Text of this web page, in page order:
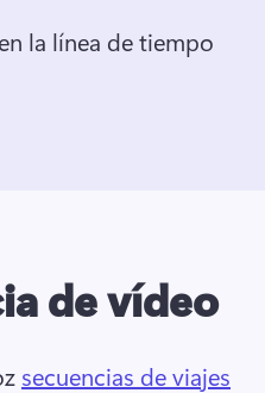
la línea de tiempo
de vídeo
secuencias de viajes